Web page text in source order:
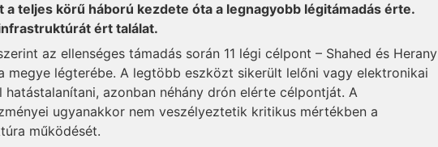
a teljes körű háború kezdete óta a legnagyobb légitámadás érte.
ért találat.
az ellenséges támadás során 11 légi célpont – Shahed és Herany
megye légterébe. A legtöbb eszközt sikerült lelőni vagy elektronikai
hatástalanítani, azonban néhány drón elérte célpontját. A
ugyanakkor nem veszélyeztetik kritikus mértékben a
működését.